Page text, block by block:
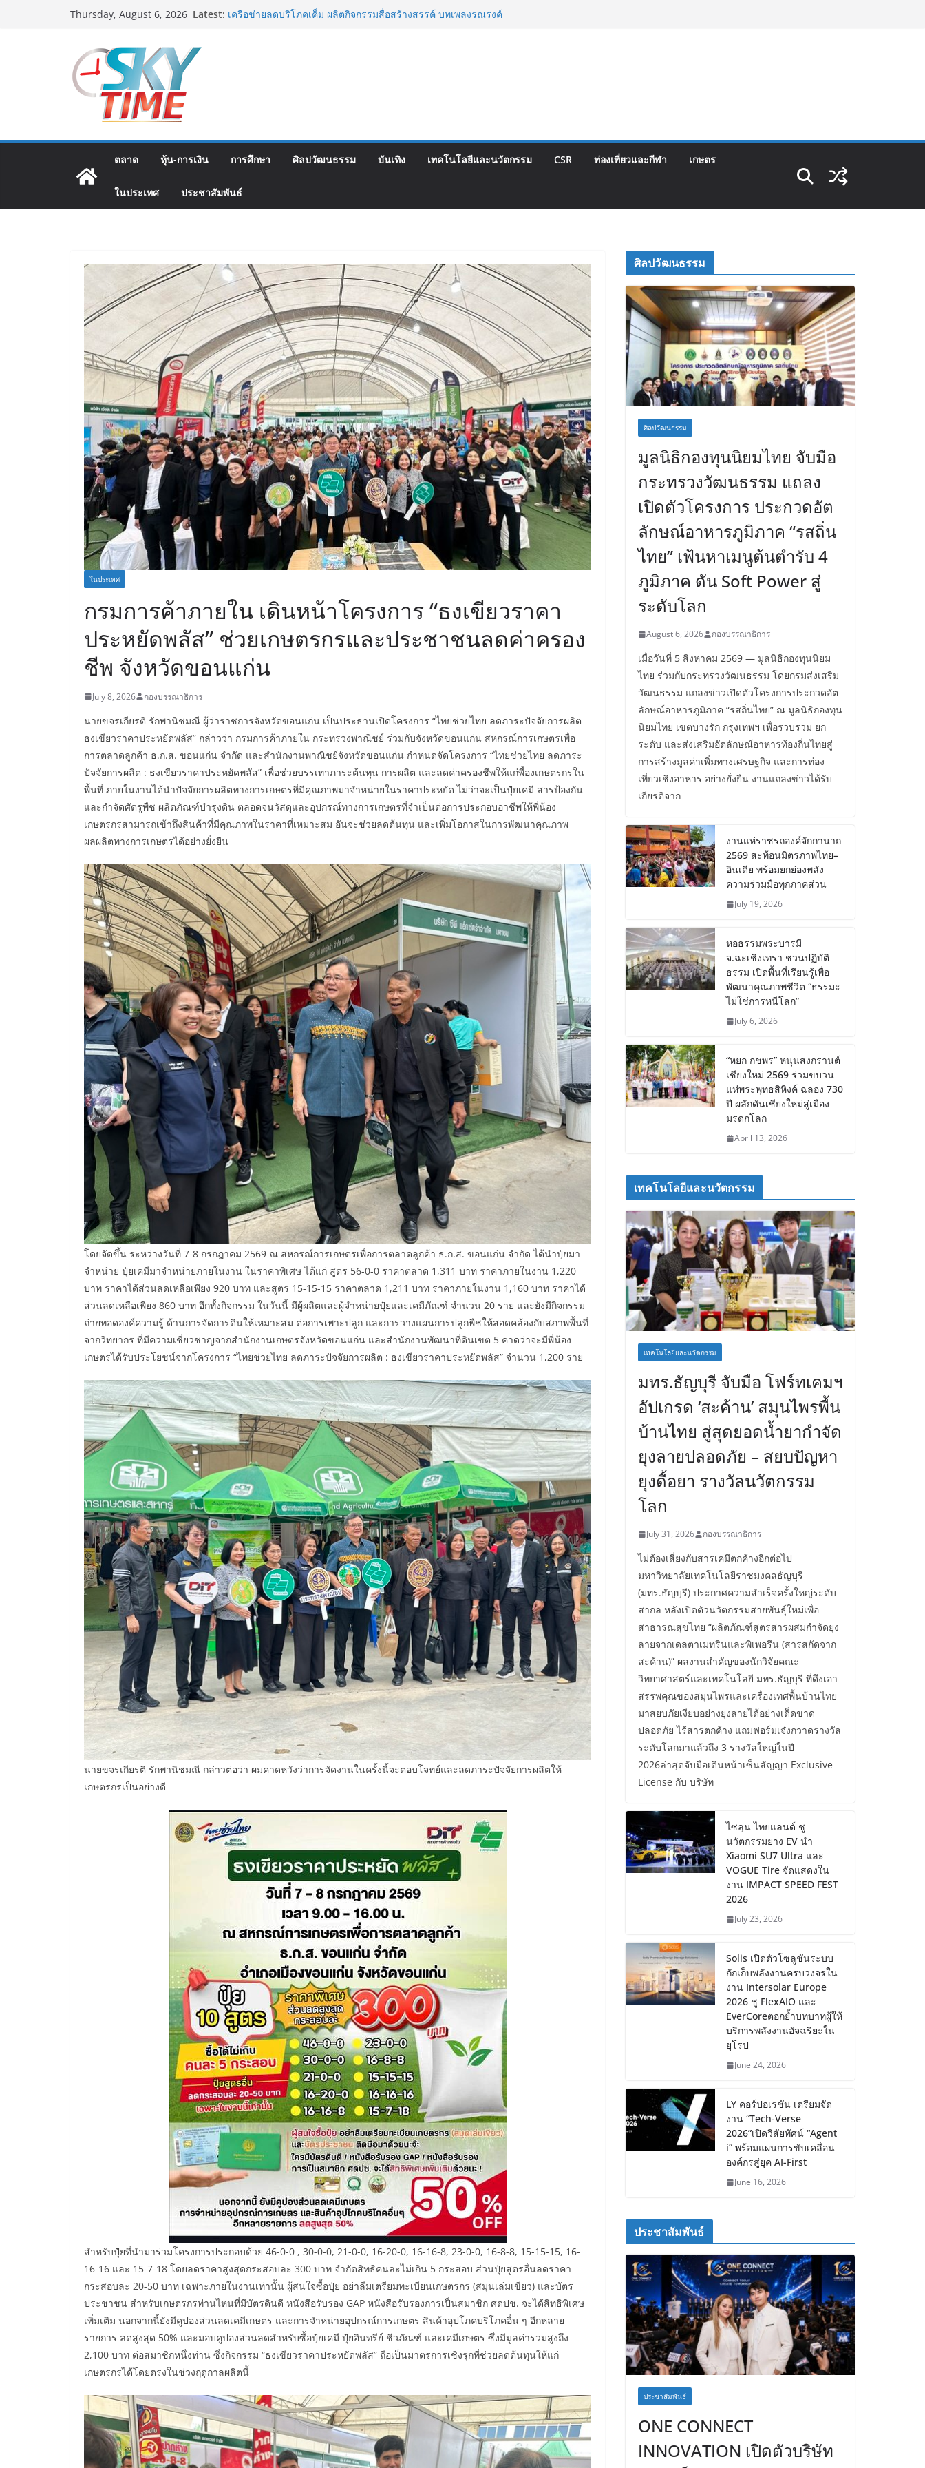
Thursday, August 6, 2026 Latest: “นายกแก้ว”จากยูยิตสูชนะขาดนั่งบอร์ดการกีฬาเป็นสมัยที่สอง
ปลา” คืนถิ่น 8 ส.ค.นี้
ตลาด
หุ้น-การเงิน การศึกษา ศิลปวัฒนธรรม บันเทิง เทคโนโลยีและนวัตกรรม CSR ท่องเที่ยวและกีฬา เกษตร
ในประเทศ ประชาสัมพันธ์
ในประเทศ
กรมการค้าภายใน เดินหน้าโครงการ “ธงเขียวราคา
ประหยัดพลัส” ช่วยเกษตรกรและประชาชนลดค่าครอง
ชีพ จังหวัดขอนแก่น
July 8, 2026 กองบรรณาธิการ
นายขจรเกียรติ รักพานิชมณี ผู้ว่าราชการจังหวัดขอนแก่น เป็นประธานเปิดโครงการ “ไทยช่วยไทย ลดภาระปัจจัยการผลิต
ธงเขียวราคาประหยัดพลัส” กล่าวว่า กรมการค้าภายใน กระทรวงพาณิชย์ ร่วมกับจังหวัดขอนแก่น สหกรณ์การเกษตรเพื่อ
การตลาดลูกค้า ธ.ก.ส. ขอนแก่น จำกัด และสำนักงานพาณิชย์จังหวัดขอนแก่น กำหนดจัดโครงการ “ไทยช่วยไทย ลดภาระ
ปัจจัยการผลิต : ธงเขียวราคาประหยัดพลัส” เพื่อช่วยบรรเทาภาระต้นทุน การผลิต และลดค่าครองชีพให้แก่พี้องเกษตรกรใน
พื้นที่ ภายในงานได้นำปัจจัยการผลิตทางการเกษตรที่มีคุณภาพมาจำหน่ายในราคาประหยัด ไม่ว่าจะเป็นปุ๋ยเคมี สารป้องกัน
และกำจัดศัตรูพืช ผลิตภัณฑ์บำรุงดิน ตลอดจนวัสดุและอุปกรณ์ทางการเกษตรที่จำเป็นต่อการประกอบอาชีพให้พี่น้อง
เกษตรกรสามารถเข้าถึงสินค้าที่มีคุณภาพในราคาที่เหมาะสม อันจะช่วยลดต้นทุน และเพิ่มโอกาสในการพัฒนาคุณภาพ
ผลผลิตทางการเกษตรได้อย่างยั่งยืน
โดยจัดขึ้น ระหว่างวันที่ 7-8 กรกฎาคม 2569 ณ สหกรณ์การเกษตรเพื่อการตลาดลูกค้า ธ.ก.ส. ขอนแก่น จำกัด ได้นำปุ๋ยมา
จำหน่าย ปุ๋ยเคมีมาจำหน่ายภายในงาน ในราคาพิเศษ ได้แก่ สูตร 56-0-0 ราคาตลาด 1,311 บาท ราคาภายในงาน 1,220
บาท ราคาได้ส่วนลดเหลือเพียง 920 บาท และสูตร 15-15-15 ราคาตลาด 1,211 บาท ราคาภายในงาน 1,160 บาท ราคาได้
ส่วนลดเหลือเพียง 860 บาท อีกทั้งกิจกรรม ในวันนี้ มีผู้ผลิตและผู้จำหน่ายปุ๋ยและเคมีภัณฑ์ จำนวน 20 ราย และยังมีกิจกรรม
ถ่ายทอดองค์ความรู้ ด้านการจัดการดินให้เหมาะสม ต่อการเพาะปลูก และการวางแผนการปลูกพืชให้สอดคล้องกับสภาพพื้นที่
จากวิทยากร ที่มีความเชี่ยวชาญจากสำนักงานเกษตรจังหวัดขอนแก่น และสำนักงานพัฒนาที่ดินเขต 5 คาดว่าจะมีพี่น้อง
เกษตรได้รับประโยชน์จากโครงการ “ไทยช่วยไทย ลดภาระปัจจัยการผลิต : ธงเขียวราคาประหยัดพลัส” จำนวน 1,200 ราย
นายขจรเกียรติ รักพานิชมณี กล่าวต่อว่า ผมคาดหวังว่าการจัดงานในครั้งนี้จะตอบโจทย์และลดภาระปัจจัยการผลิตให้
เกษตรกรเป็นอย่างดี
สำหรับปุ๋ยที่นำมาร่วมโครงการประกอบด้วย 46-0-0 , 30-0-0, 21-0-0, 16-20-0, 16-16-8, 23-0-0, 16-8-8, 15-15-15, 16-
16-16 และ 15-7-18 โดยลดราคาสูงสุดกระสอบละ 300 บาท จำกัดสิทธิคนละไม่เกิน 5 กระสอบ ส่วนปุ๋ยสูตรอื่นลดราคา
กระสอบละ 20-50 บาท เฉพาะภายในงานเท่านั้น ผู้สนใจซื้อปุ๋ย อย่าลืมเตรียมทะเบียนเกษตรกร (สมุนเล่มเขียว) และบัตร
ประชาชน สำหรับเกษตรกรท่านไหนที่มีบัตรดินดี หนังสือรับรอง GAP หนังสือรับรองการเป็นสมาชิก ศดปช. จะได้สิทธิพิเศษ
เพิ่มเติม นอกจากนี้ยังมีคูปองส่วนลดเคมีเกษตร และการจำหน่ายอุปกรณ์การเกษตร สินค้าอุปโภคบริโภคอื่น ๆ อีกหลาย
รายการ ลดสูงสุด 50% และมอบคูปองส่วนลดสำหรับซื้อปุ๋ยเคมี ปุ๋ยอินทรีย์ ชีวภัณฑ์ และเคมีเกษตร ซึ่งมีมูลค่ารวมสูงถึง
2,100 บาท ต่อสมาชิกหนึ่งท่าน ซึ่งกิจกรรม “ธงเขียวราคาประหยัดพลัส” ถือเป็นมาตรการเชิงรุกที่ช่วยลดต้นทุนให้แก่
เกษตรกรได้โดยตรงในช่วงฤดูกาลผลิตนี้
ศิลปวัฒนธรรม
ศิลปวัฒนธรรม
มูลนิธิกองทุนนิยมไทย จับมือ
กระทรวงวัฒนธรรม แถลง
เปิดตัวโครงการ ประกวดอัต
ลักษณ์อาหารภูมิภาค “รสถิ่น
ไทย” เฟ้นหาเมนูต้นตำรับ 4
ภูมิภาค ดัน Soft Power สู่
ระดับโลก
August 6, 2026 กองบรรณาธิการ
เมื่อวันที่ 5 สิงหาคม 2569 — มูลนิธิกองทุนนิยม
ไทย ร่วมกับกระทรวงวัฒนธรรม โดยกรมส่งเสริม
วัฒนธรรม แถลงข่าวเปิดตัวโครงการประกวดอัต
ลักษณ์อาหารภูมิภาค “รสถิ่นไทย” ณ มูลนิธิกองทุน
นิยมไทย เขตบางรัก กรุงเทพฯ เพื่อรวบรวม ยก
ระดับ และส่งเสริมอัตลักษณ์อาหารท้องถิ่นไทยสู่
การสร้างมูลค่าเพิ่มทางเศรษฐกิจ และการท่อง
เที่ยวเชิงอาหาร อย่างยั่งยืน งานแถลงข่าวได้รับ
เกียรติจาก
งานแห่ราชรถองค์จักกานาถ
2569 สะท้อนมิตรภาพไทย–
อินเดีย พร้อมยกย่องพลัง
ความร่วมมือทุกภาคส่วน
July 19, 2026
หอธรรมพระบารมี
จ.ฉะเชิงเทรา ชวนปฏิบัติ
ธรรม เปิดพื้นที่เรียนรู้เพื่อ
พัฒนาคุณภาพชีวิต “ธรรมะ
ไม่ใช่การหนีโลก”
July 6, 2026
“หยก กชพร” หนุนสงกรานต์
เชียงใหม่ 2569 ร่วมขบวน
แห่พระพุทธสิหิงค์ ฉลอง 730
ปี ผลักดันเชียงใหม่สู่เมือง
มรดกโลก
April 13, 2026
เทคโนโลยีและนวัตกรรม
เทคโนโลยีและนวัตกรรม
มทร.ธัญบุรี จับมือ โฟร์ทเคมฯ
อัปเกรด ‘สะค้าน’ สมุนไพรพื้น
บ้านไทย สู่สุดยอดน้ำยากำจัด
ยุงลายปลอดภัย – สยบปัญหา
ยุงดื้อยา รางวัลนวัตกรรม
โลก
July 31, 2026 กองบรรณาธิการ
ไม่ต้องเสี่ยงกับสารเคมีตกค้างอีกต่อไป
มหาวิทยาลัยเทคโนโลยีราชมงคลธัญบุรี
(มทร.ธัญบุรี) ประกาศความสำเร็จครั้งใหญ่ระดับ
สากล หลังเปิดตัวนวัตกรรมสายพันธุ์ใหม่เพื่อ
สาธารณสุขไทย “ผลิตภัณฑ์สูตรสารผสมกำจัดยุง
ลายจากเดลตาเมทรินและพิเพอรีน (สารสกัดจาก
สะค้าน)” ผลงานสำคัญของนักวิจัยคณะ
วิทยาศาสตร์และเทคโนโลยี มทร.ธัญบุรี ที่ดึงเอา
สรรพคุณของสมุนไพรและเครื่องเทศพื้นบ้านไทย
มาสยบภัยเงียบอย่างยุงลายได้อย่างเด็ดขาด
ปลอดภัย ไร้สารตกค้าง แถมฟอร์มเจ๋งกวาดรางวัล
ระดับโลกมาแล้วถึง 3 รางวัลใหญ่ในปี
2026ล่าสุดจับมือเดินหน้าเซ็นสัญญา Exclusive
License กับ บริษัท
ไซลุน ไทยแลนด์ ชู
นวัตกรรมยาง EV นำ
Xiaomi SU7 Ultra และ
VOGUE Tire จัดแสดงใน
งาน IMPACT SPEED FEST
2026
July 23, 2026
Solis เปิดตัวโซลูชันระบบ
กักเก็บพลังงานครบวงจรใน
งาน Intersolar Europe
2026 ชู FlexAIO และ
EverCoreตอกย้ำบทบาทผู้ให้
บริการพลังงานอัจฉริยะใน
ยุโรป
June 24, 2026
LY คอร์ปอเรชัน เตรียมจัด
งาน “Tech-Verse
2026”เปิดวิสัยทัศน์ “Agent
i” พร้อมแผนการขับเคลื่อน
องค์กรสู่ยุค AI-First
June 16, 2026
ประชาสัมพันธ์
ประชาสัมพันธ์
ONE CONNECT
INNOVATION เปิดตัวบริษัท